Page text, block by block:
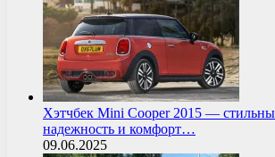
Хэтчбек Mini Cooper 2015 —
надежность и комфорт…
09.06.2025